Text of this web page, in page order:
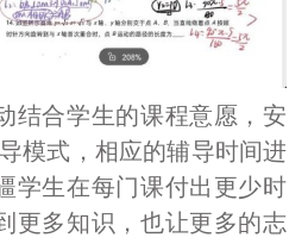
合学生的课程意愿，安
导模式，相应的辅导时间进
学生在每门课付出更少时
更多知识，也让更多的志